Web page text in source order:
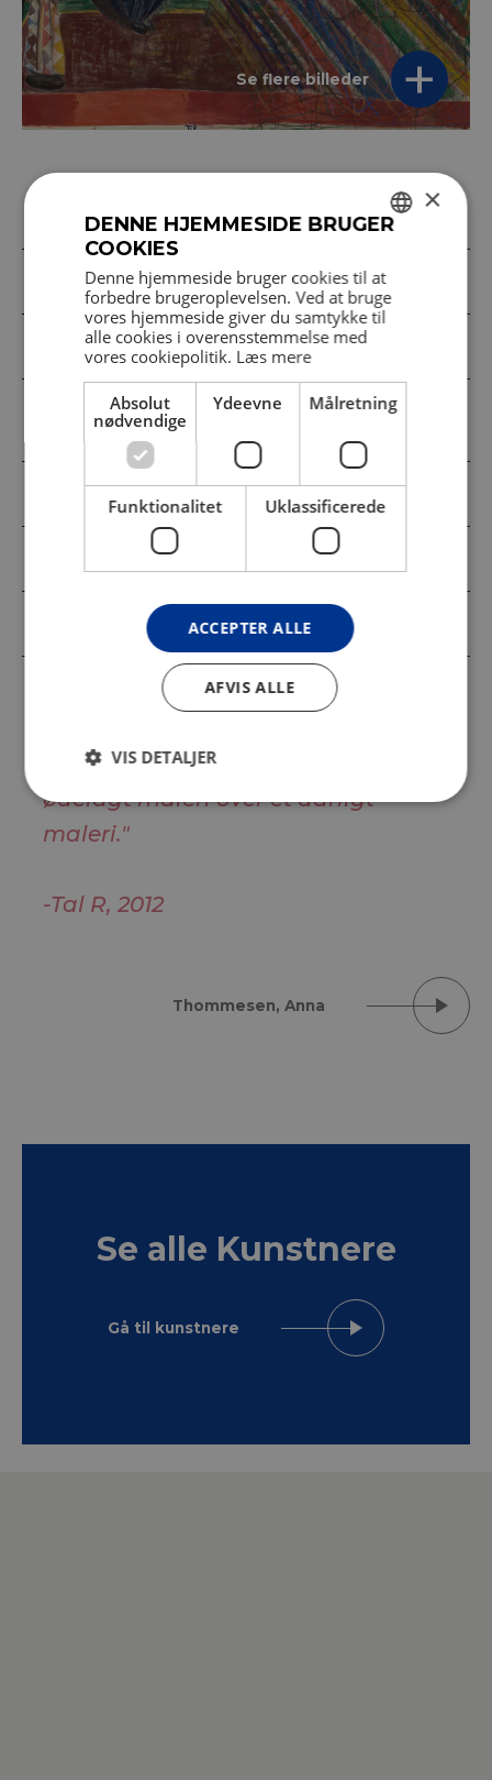
Se flere billeder
Et internationalt navn
Nyekspressivt og nyfigurativt maleri
Samler af indtryk til udtryk
Ud af kontekst ind i nye medier og
betydninger
Ophobninger tager form
Flere medier og teknikker
Tal R i samlingen
galt. Men jeg foretrækker et
ødelagt maleri over et dårligt
maleri."
-Tal R, 2012
Thommesen, Anna
Se alle Kunstnere
Gå til kunstnere
ENGLISH
×
DENNE HJEMMESIDE BRUGER
COOKIES
Denne hjemmeside bruger cookies til at
forbedre brugeroplevelsen. Ved at bruge
vores hjemmeside giver du samtykke til
alle cookies i overensstemmelse med
vores cookiepolitik. Læs mere
Absolut
nødvendige
Ydeevne Målretning
Funktionalitet Uklassificerede
ACCEPTER ALLE
AFVIS ALLE
VIS DETALJER